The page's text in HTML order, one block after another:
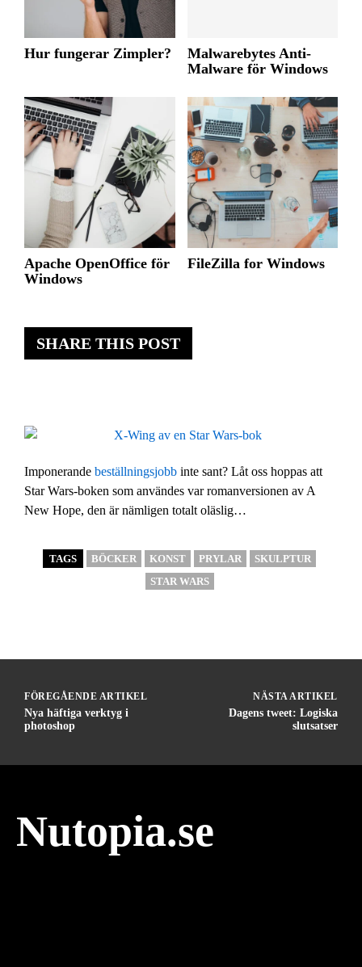
SHARE THIS POST
Imponerande beställningsjobb inte sant? Låt oss hoppas att
Star Wars-boken som användes var romanversionen av A
New Hope, den är nämligen totalt oläslig…
TAGS BÖCKER KONST PRYLAR
SKULPTUR
STAR WARS
Hur fungerar Zimpler?
Malwarebytes Anti-
Malware för Windows
Apache OpenOffice för
Windows
FileZilla for Windows
FÖREGÅENDE ARTIKEL
Nya häftiga verktyg i
photoshop
NÄSTA ARTIKEL
Dagens tweet: Logiska
slutsatser
Nutopia.se